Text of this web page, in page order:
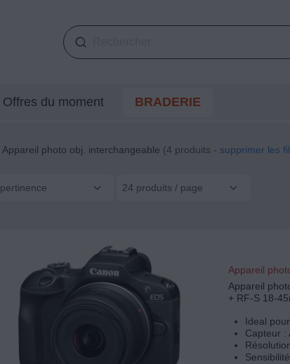
Offres du moment BRADERIE
Appareil photo obj. interchangeable (4 produits - supprimer les
pertinence 24 produits / page
Appareil
Appareil
+ RF-S 18-
Ideal
Capteur :